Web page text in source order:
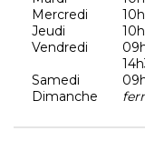
Mercredi
Jeudi
Vendredi
Samedi
Dimanche